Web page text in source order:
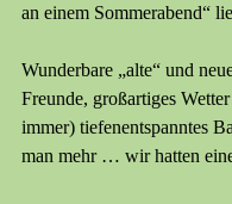
an einem Sommerabend“
Wunderbare „alte“ und
Freunde, großartiges
immer) tiefenentspanntes
man mehr … wir hatten